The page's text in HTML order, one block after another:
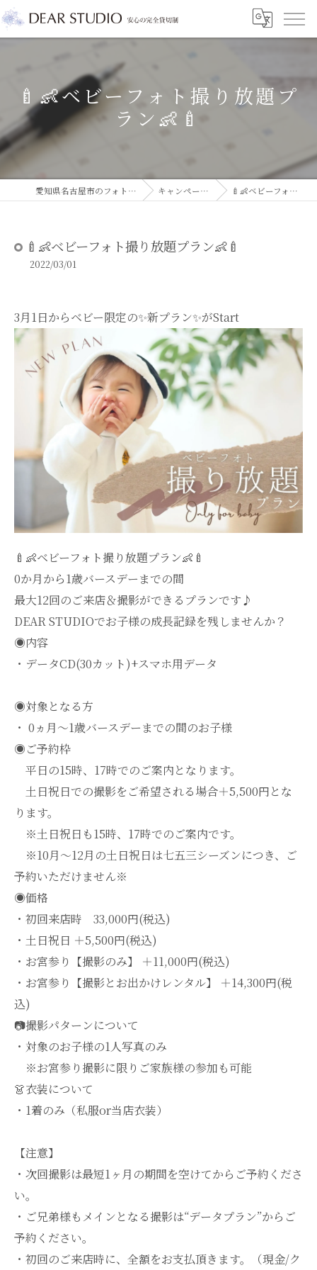
🍼👶ベビーフォト撮り放題プ
ラン👶🍼
愛知県名古屋市のフォトスタジオならDEAR STUDIO キャンペーン/イベント情報 🍼👶ベビーフォト撮り放題プラン👶🍼
🍼👶ベビーフォト撮り放題プラン👶🍼
2022/03/01
3月1日からベビー限定の✨新プラン✨がStart
🍼👶ベビーフォト撮り放題プラン👶🍼
0か月から1歳バースデーまでの間
最大12回のご来店＆撮影ができるプランです♪
DEAR STUDIOでお子様の成長記録を残しませんか？
◉内容
・データCD(30カット)+スマホ用データ
◉対象となる方
・ 0ヵ月〜1歳バースデーまでの間のお子様
◉ご予約枠
平日の15時、17時でのご案内となります。
土日祝日での撮影をご希望される場合＋5,500円とな
ります。
※土日祝日も15時、17時でのご案内です。
※10月〜12月の土日祝日は七五三シーズンにつき、ご
予約いただけません※
◉価格
・初回来店時 33,000円(税込)
・土日祝日 ＋5,500円(税込)
・お宮参り【撮影のみ】 ＋11,000円(税込)
・お宮参り【撮影とお出かけレンタル】 ＋14,300円(税
込)
📷撮影パターンについて
・対象のお子様の1人写真のみ
※お宮参り撮影に限りご家族様の参加も可能
👗衣装について
・1着のみ（私服or当店衣装）
【注意】
・次回撮影は最短1ヶ月の期間を空けてからご予約くださ
い。
・ご兄弟様もメインとなる撮影は“データプラン”からご
予約ください。
・初回のご来店時に、全額をお支払頂きます。（現金/ク